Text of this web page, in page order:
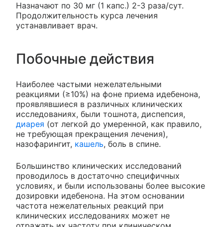
Назначают по 30 мг (1 капс.) 2-3 раза/сут.
Продолжительность курса лечения
устанавливает врач.
Побочные действия
Наиболее частыми нежелательными
реакциями (≥10%) на фоне приема идебенона,
проявлявшиеся в различных клинических
исследованиях, были тошнота, диспепсия,
диарея (от легкой до умеренной, как правило,
не требующая прекращения лечения),
назофарингит, кашель, боль в спине.
Большинство клинических исследований
проводилось в достаточно специфичных
условиях, и были использованы более высокие
дозировки идебенона. На этом основании
частота нежелательных реакций при
клинических исследованиях может не